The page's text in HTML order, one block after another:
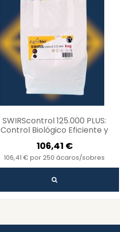
SWIRScontrol 125.000 PLUS:
Control Biológico Eficiente y
Sostenible
106,41 €
106,41 € por 250 ácaros/sobres